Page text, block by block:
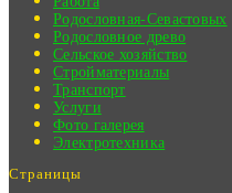
Родословная-Севастовых
Родословное древо
Сельское хозяйство
Стройматериалы
Транспорт
Услуги
Фото галерея
Электротехника
Страницы